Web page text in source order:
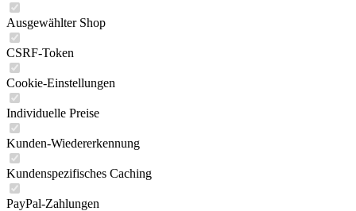
Ausgewählter Shop
CSRF-Token
Cookie-Einstellungen
Individuelle Preise
Kunden-Wiedererkennung
Kundenspezifisches Caching
PayPal-Zahlungen